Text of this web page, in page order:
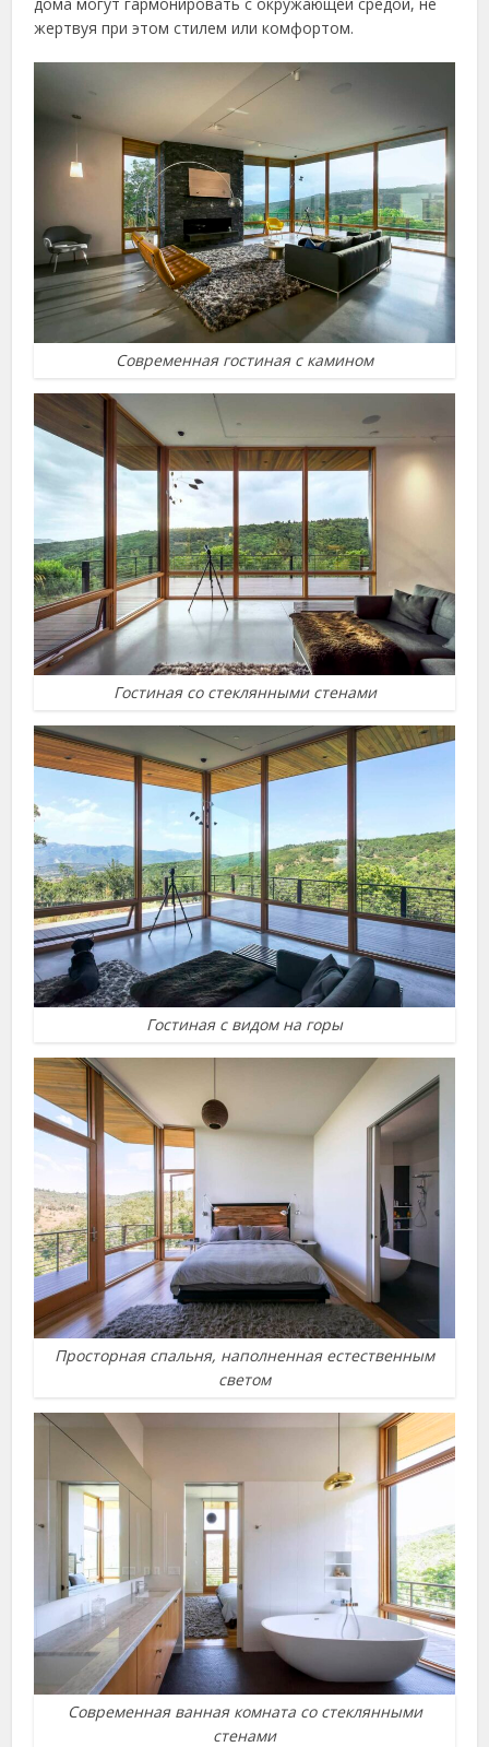
жертвуя при этом стилем или комфортом.
Современная гостиная с камином
Гостиная со стеклянными стенами
Гостиная с видом на горы
Просторная спальня, наполненная естественным
светом
Современная ванная комната со стеклянными
стенами